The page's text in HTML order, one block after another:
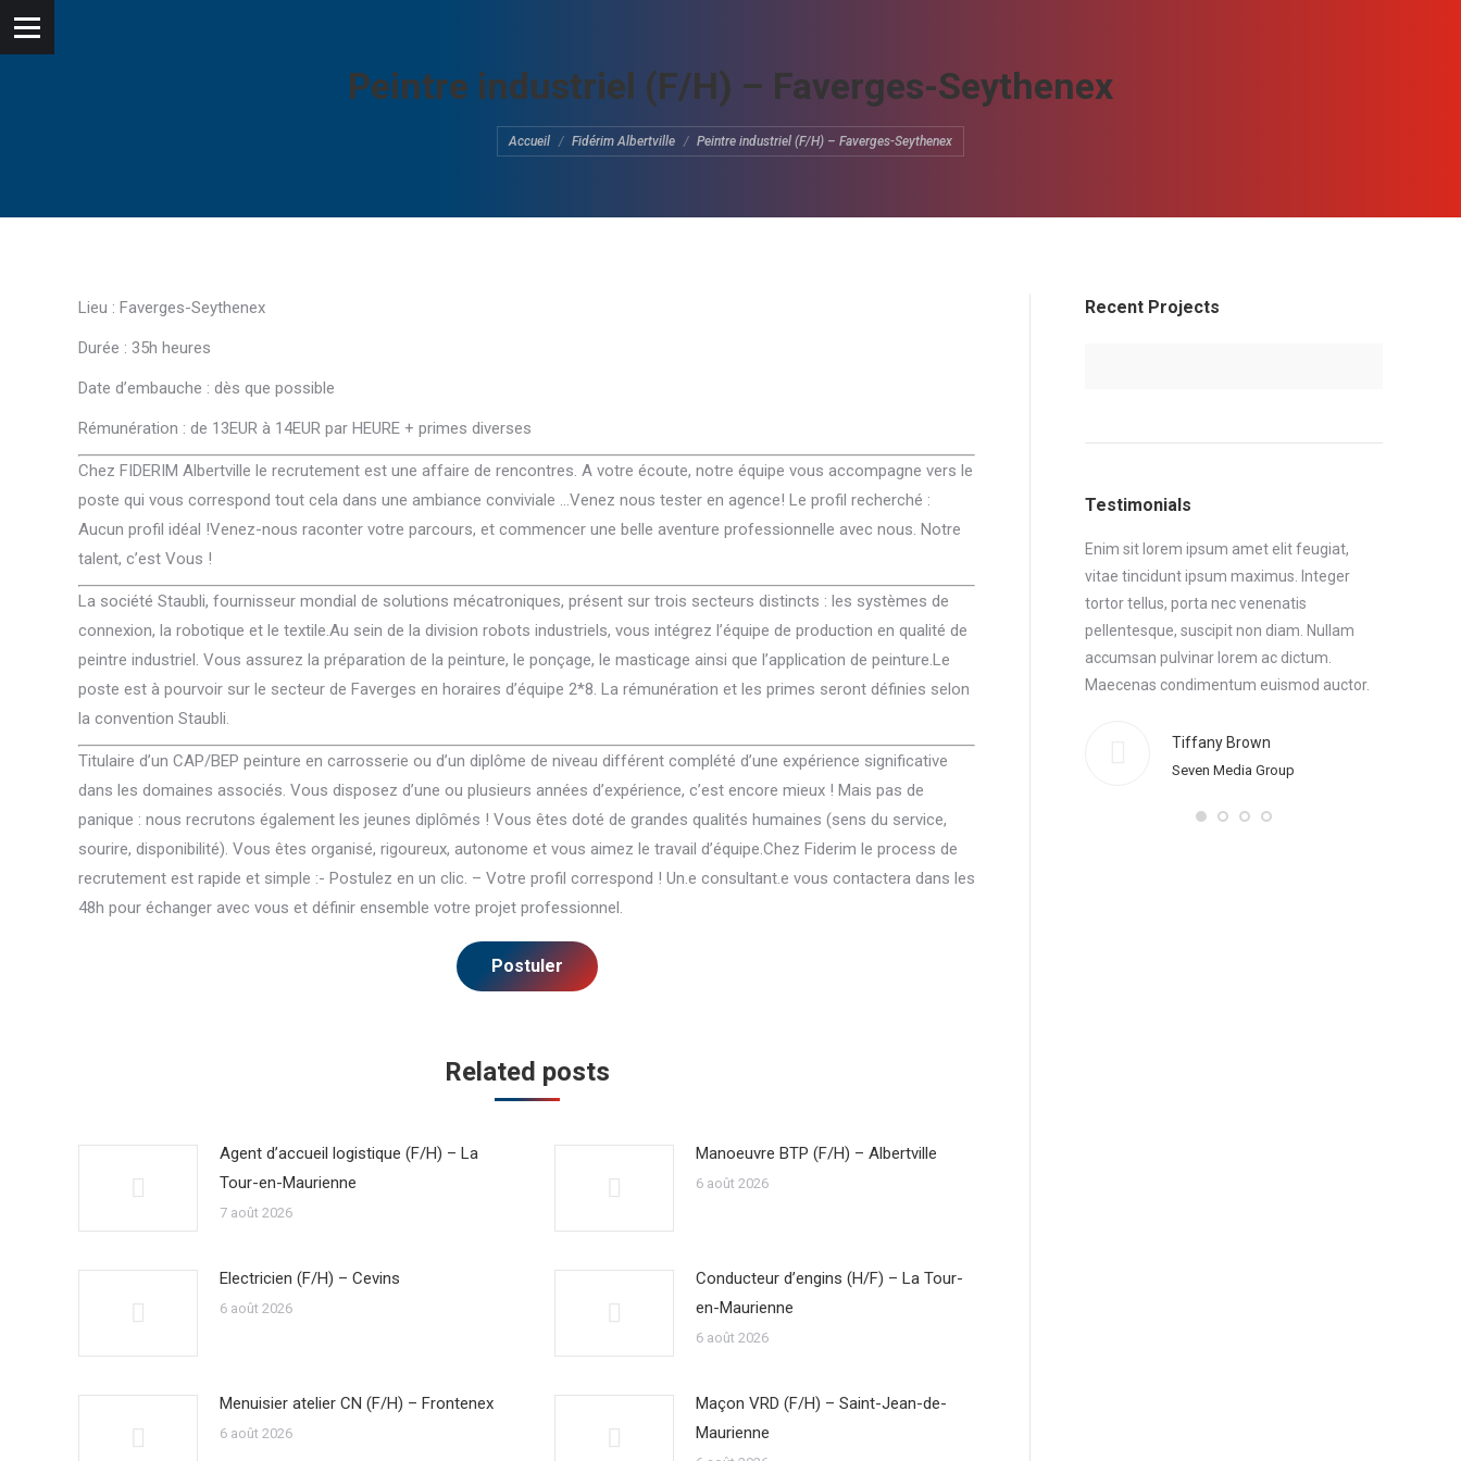
Peintre industriel (F/H) – Faverges-Seythenex
Vous êtes ici :
Accueil Fidérim Albertville Peintre industriel (F/H) – Faverges-Seythenex
Lieu : Faverges-Seythenex
Durée : 35h heures
Date d’embauche : dès que possible
Rémunération : de 13EUR à 14EUR par HEURE + primes diverses
Chez FIDERIM Albertville le recrutement est une affaire de rencontres. A votre écoute, notre équipe vous accompagne vers le
poste qui vous correspond tout cela dans une ambiance conviviale …Venez nous tester en agence! Le profil recherché :
Aucun profil idéal !Venez-nous raconter votre parcours, et commencer une belle aventure professionnelle avec nous. Notre
talent, c’est Vous !
La société Staubli, fournisseur mondial de solutions mécatroniques, présent sur trois secteurs distincts : les systèmes de
connexion, la robotique et le textile.Au sein de la division robots industriels, vous intégrez l’équipe de production en qualité de
peintre industriel. Vous assurez la préparation de la peinture, le ponçage, le masticage ainsi que l’application de peinture.Le
poste est à pourvoir sur le secteur de Faverges en horaires d’équipe 2*8. La rémunération et les primes seront définies selon
la convention Staubli.
Titulaire d’un CAP/BEP peinture en carrosserie ou d’un diplôme de niveau différent complété d’une expérience significative
dans les domaines associés. Vous disposez d’une ou plusieurs années d’expérience, c’est encore mieux ! Mais pas de
panique : nous recrutons également les jeunes diplômés ! Vous êtes doté de grandes qualités humaines (sens du service,
sourire, disponibilité). Vous êtes organisé, rigoureux, autonome et vous aimez le travail d’équipe.Chez Fiderim le process de
recrutement est rapide et simple :- Postulez en un clic. – Votre profil correspond ! Un.e consultant.e vous contactera dans les
48h pour échanger avec vous et définir ensemble votre projet professionnel.
Related posts
Agent d’accueil logistique (F/H) – La
Tour-en-Maurienne
7 août 2026
Manoeuvre BTP (F/H) – Albertville
6 août 2026
Electricien (F/H) – Cevins
6 août 2026
Conducteur d’engins (H/F) – La Tour-
en-Maurienne
6 août 2026
Menuisier atelier CN (F/H) – Frontenex
6 août 2026
Maçon VRD (F/H) – Saint-Jean-de-
Maurienne
Recent Projects
Testimonials
accumsan pulvinar lorem ac dictum.
Maecenas condimentum euismod auctor.
Morbi elementum enim sit amet elit
feugiat, vitae tincidunt ipsum maximus.
Miriam Blackwood
Seven Beauty Studio
elementum enim sit amet elit feugiat, vitae
tincidunt nulla. Ulvinar loraecenas
condimentum euismod auctor enim sit
amet elit feugiat, vitae tincidunt ipsum
Max Freewind
Seven Commerce
Enim sit lorem ipsum amet elit feugiat,
vitae tincidunt ipsum maximus. Integer
tortor tellus, porta nec venenatis
pellentesque, suscipit non diam. Nullam
accumsan pulvinar lorem ac dictum.
Maecenas condimentum euismod auctor.
Tiffany Brown
Seven Media Group